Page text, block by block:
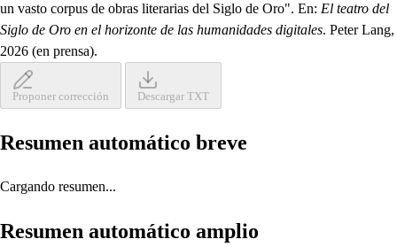
un vasto corpus de obras literarias del Siglo de Oro". En: El teatro del
Siglo de Oro en el horizonte de las humanidades digitales. Peter Lang,
2026 (en prensa).
Proponer corrección Descargar TXT
Resumen automático breve
Cargando resumen...
Resumen automático amplio